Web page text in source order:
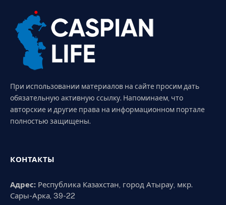
При использовании материалов на сайте просим дать
обязательную активную ссылку. Напоминаем, что
авторские и другие права на информационном портале
полностью защищены.
КОНТАКТЫ
Адрес: Республика Казахстан, город Атырау, мкр.
Сары-Арка, 39-22